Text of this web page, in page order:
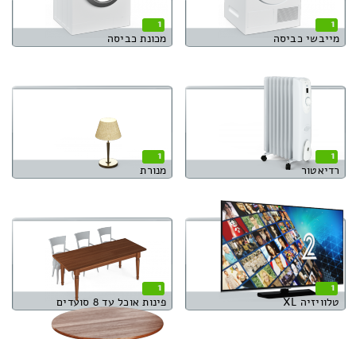
1
מייבשי כביסה
1
מכונת כביסה
1
רדיאטור
1
מנורת
1
טלוויזיה XL
1
פינות אוכל עד 8 סועדים